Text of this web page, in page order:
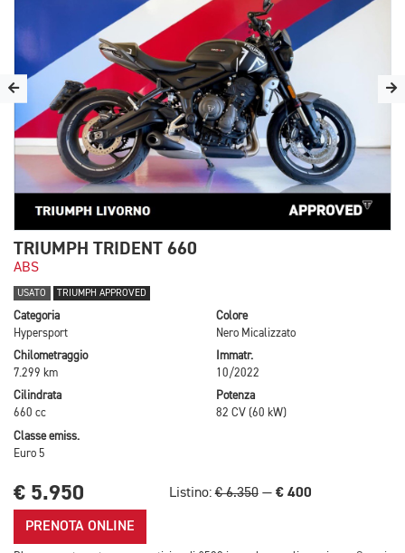
TRIUMPH TRIDENT 660
ABS
USATO TRIUMPH APPROVED
Categoria
Hypersport
Colore
Nero Micalizzato
Chilometraggio
7.299 km
Immatr.
10/2022
Cilindrata
660 cc
Potenza
82 CV (60 kW)
Classe emiss.
Euro 5
€ 5.950 Listino:€ 6.350 — € 400
PRENOTA ONLINE